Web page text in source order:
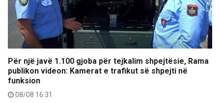
Për një javë 1.100 gjoba për tejkalim shpejtësie, Rama
publikon videon: Kamerat e trafikut së shpejti në
funksion
08/08 16:31